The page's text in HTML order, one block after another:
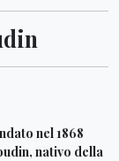
nel 1868
nativo della